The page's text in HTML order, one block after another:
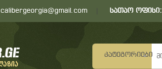
calibergeorgia@gmail.com სათაო ოფისი:
Კატეგორიები